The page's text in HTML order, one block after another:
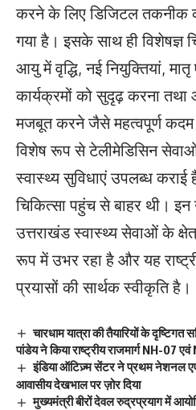
करने के लिए डिजिटल तकनीक
गया है। इसके साथ ही विशेषज्ञ
आयु में वृद्धि, नई नियुक्तियां,
कार्यक्रमों को सुदृढ़ करना
मजबूत करने जैसे महत्वपूर्ण कदम
विशेष रूप से टेलीमेडिसिन
स्वास्थ्य सुविधाएं उपलब्ध कराई
चिकित्सा पहुंच से बाहर थी।
उत्तराखंड स्वास्थ्य सेवाओं के
रूप में उभर रहा है और यह
प्रयासों की सार्थक स्वीकृति है।
चारधाम यात्रा की तैयारियों के दृष्टिगत
पांडेय ने किया राष्ट्रीय राजमार्ग NH-07
इंडिया ऑटिज़्म सेंटर ने प्रथम नेशनल
आवासीय देखभाल पर ज़ोर दिया
मुख्यमंत्री बीरों देवल रुद्रप्रयाग में